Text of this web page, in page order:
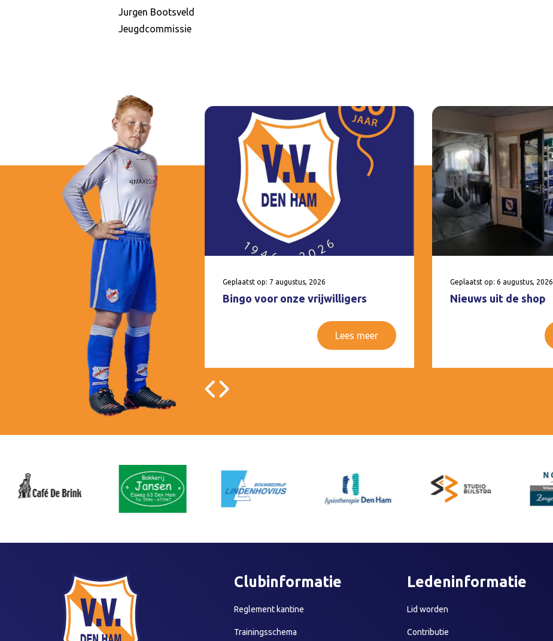
Jurgen Bootsveld
Jeugdcommissie
Geplaatst op: 7 augustus, 2026
Bingo voor onze vrijwilligers
Lees meer
Geplaatst op: 6 augustus, 2026
Nieuws uit de shop
Clubinformatie
Reglement kantine
Trainingsschema
Ledeninformatie
Lid worden
Contributie